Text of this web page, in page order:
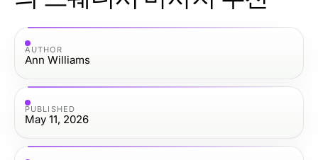
AUTHOR
Ann Williams
PUBLISHED
May 11, 2026